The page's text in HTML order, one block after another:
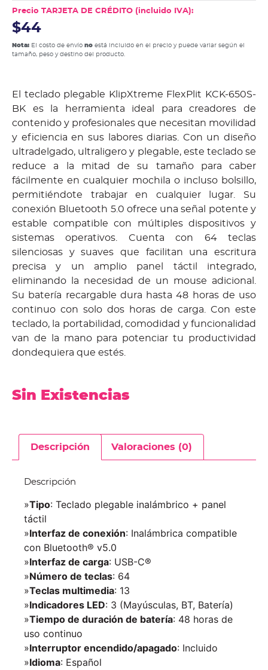
Precio TARJETA DE CRÉDITO (incluido IVA):
$44
Nota: El costo de envío no está incluido en el precio y puede variar según el
tamaño, peso y destino del producto.
El teclado plegable KlipXtreme FlexPlit KCK-650S-
BK es la herramienta ideal para creadores de
contenido y profesionales que necesitan movilidad
y eficiencia en sus labores diarias. Con un diseño
ultradelgado, ultraligero y plegable, este teclado se
reduce a la mitad de su tamaño para caber
fácilmente en cualquier mochila o incluso bolsillo,
permitiéndote trabajar en cualquier lugar. Su
conexión Bluetooth 5.0 ofrece una señal potente y
estable compatible con múltiples dispositivos y
sistemas operativos. Cuenta con 64 teclas
silenciosas y suaves que facilitan una escritura
precisa y un amplio panel táctil integrado,
eliminando la necesidad de un mouse adicional.
Su batería recargable dura hasta 48 horas de uso
continuo con solo dos horas de carga. Con este
teclado, la portabilidad, comodidad y funcionalidad
van de la mano para potenciar tu productividad
dondequiera que estés.
Sin Existencias
Descripción Valoraciones (0)
Descripción
»Tipo: Teclado plegable inalámbrico + panel
táctil
»Interfaz de conexión: Inalámbrica compatible
con Bluetooth® v5.0
»Interfaz de carga: USB-C®
»Número de teclas: 64
»Teclas multimedia: 13
»Indicadores LED: 3 (Mayúsculas, BT, Batería)
»Tiempo de duración de batería: 48 horas de
uso continuo
»Interruptor encendido/apagado: Incluido
»Idioma: Español